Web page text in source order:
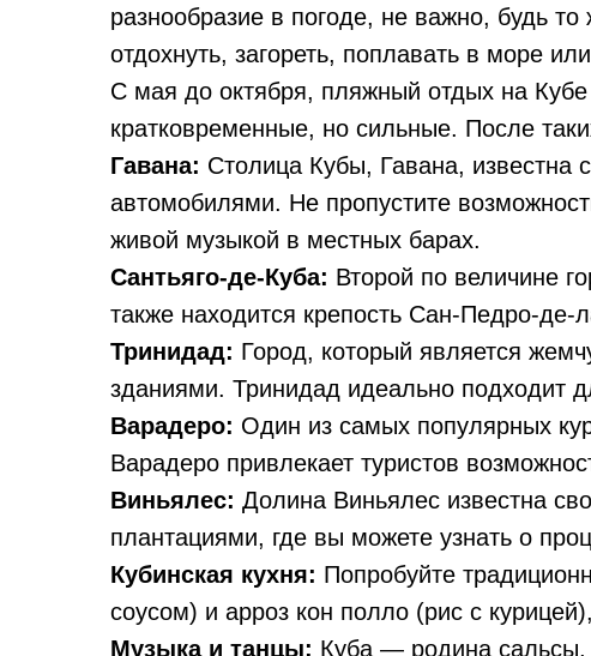
разнообразие в погоде, не важно, будь
отдохнуть, загореть, поплавать в море
С мая до октября, пляжный отдых на
кратковременные, но сильные. После
Гавана: Столица Кубы, Гавана,
автомобилями. Не пропустите
живой музыкой в местных барах.
Сантьяго-де-Куба: Второй по величине
также находится крепость Сан-Педро-
Тринидад: Город, который является
зданиями. Тринидад идеально подходит
Варадеро: Один из самых популярных
Варадеро привлекает туристов
Виньялес: Долина Виньялес известна
плантациями, где вы можете узнать о
Кубинская кухня: Попробуйте
соусом) и арроз кон полло (рис с
Музыка и танцы: Куба — родина сальсы,